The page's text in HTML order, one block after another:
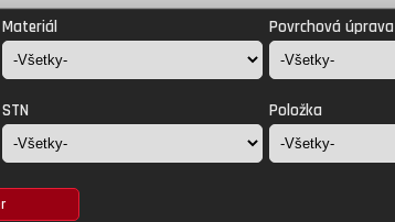
Materiál Povrchová úprava
STN Položka